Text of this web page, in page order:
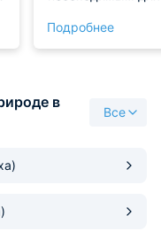
духовкой и
спальных мест.
принадлежности
Отдохнули
Подробнее
в
Все